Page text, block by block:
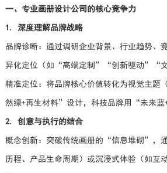
一、专业画册设计公司的核心竞争力
1. 深度理解品牌战略
品牌诊断：通过调研企业背景、行业趋势、
异化定位（如“高端定制”“创新驱动”“文
精准定位：将品牌核心价值转化为视觉主题
然绿+再生材料”设计，科技品牌用“未来蓝
2. 创意与执行的结合
概念创新：突破传统画册的“信息堆砌”，
历程、产品生命周期）或沉浸式体验（如互